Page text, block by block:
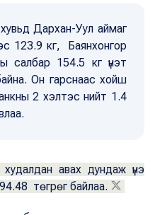
Дархан-Уул аймаг
123.9 кг, Баянхонгор
салбар 154.5 кг үнэт
Он гарснаас хойш
2 хэлтэс нийт 1.4
авах дундаж үнэ
төгрөг байлаа.